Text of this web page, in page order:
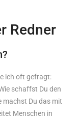
Redner
ich oft gefragt:
schaffst Du den
machst Du das mit
Menschen in